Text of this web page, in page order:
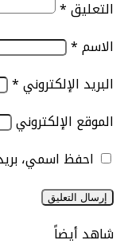
التعليق*
الاسم*
البريد الإلكتروني*
الموقع الإلكتروني
احفظ اسمي،
شاهد أيضاً